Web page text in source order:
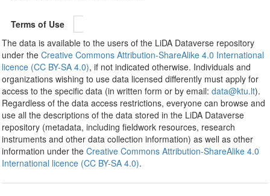
Terms of Use
The data is available to the users of the LiDA Dataverse repository
under the Creative Commons Attribution-ShareAlike 4.0 International
licence (CC BY-SA 4.0), if not indicated otherwise. Individuals and
organizations wishing to use data licensed differently must apply for
access to the specific data (in written form or by email: data@ktu.lt).
Regardless of the data access restrictions, everyone can browse and
use all the descriptions of the data stored in the LiDA Dataverse
repository (metadata, including fieldwork resources, research
instruments and other data collection information) as well as other
information under the Creative Commons Attribution-ShareAlike 4.0
International licence (CC BY-SA 4.0).